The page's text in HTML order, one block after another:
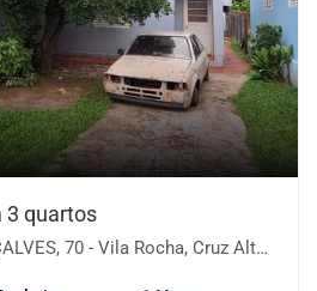
3 quartos
70 - Vila Rocha, Cruz Alta-RS